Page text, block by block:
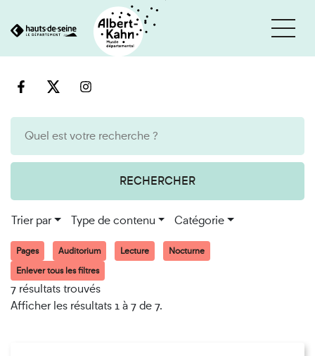
au
RECHERCHER
Trier par Type de contenu Catégorie
Pages Auditorium Lecture
Nocturne
Enlever tous les filtres
7 résultats trouvés
Afficher les résultats 1 à 7 de 7.
Cookies et traceurs utilisés sur ce site